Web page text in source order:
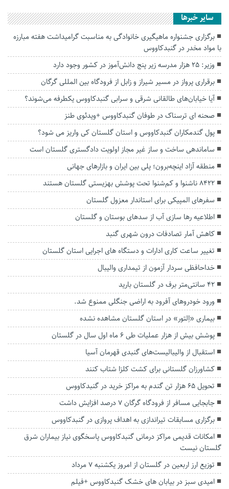
سایر خبرها
برگزاری جشنواره ماهیگیری خانوادگی به‌ مناسبت گرامیداشت هفته مبارزه
با مواد مخدر در گنبدکاووس
وزیر: ۲۵ هزار مدرسه زیر پنج دانش‌آموز در کشور وجود دارد
برقراری پرواز در مسیر شیراز و زابل از فرودگاه بین المللی گرگان
آیا خیابان‌های طالقانی شرقی و سرابی گنبدکاووس یکطرفه می‌شوند؟
صحنه ای ترسناک در طوفان گنبدکاووس +ویدئوی طنز
پول گندمکاران گنبدکاووس و استان گلستان کی واریز می شود؟
ساماندهی ساخت و ساز غیر مجاز اولویت دادگستری گلستان است
منطقه آزاد اینچه‌برون؛ پلی بین ایران و بازارهای جهانی
8422 ناشنوا و کم‌شنوا تحت پوشش بهزیستی گلستان هستند
سفرهای المپیکی برای استاندار معزول گلستان
اطلاعیه رها سازی آب از سد‌های بوستان و گلستان
کاهش آمار تصادفات درون شهری گنبد
تغییر ساعت کاری ادارات و دستگاه های اجرایی استان گلستان
خداحافظی سردار آزمون از تیمداری والیبال
۴۲ سانتی‌متر برف در گلستان بارید
ورود خودروهای آفرود به اراضی جنگلی ممنوع شد.
بیماری «اِلتور» در استان گلستان مشاهده نشده
پوشش بیش از هزار عملیات طی ۶ ماه اول سال در گلستان
استقبال از والیبالیست‌های گنبدی قهرمان آسیا
کشاورزان گلستانی برای کشت کلزا شتاب کنند
تحویل ۶۵ هزار تن گندم به مراکز خرید در گنبدکاووس
جابجایی مسافر از فرودگاه گرگان ۷ درصد افزایش داشت
برگزاری مسابقات تیراندازی به اهداف پروازی در گنبدکاووس
امکانات قدیمی مراکز درمانی گنبدکاووس پاسخگوی نیاز بیماران شرق
گلستان نیست
توزیع ارز اربعین در گلستان از امروز یکشنبه ۷ مرداد
امیدی سبز در بیابان های خشک گنبدکاووس +فیلم